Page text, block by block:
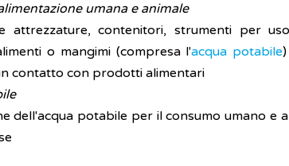
umana e animale
attrezzature, contenitori, strumenti per
o mangimi (compresa l'acqua potabile
contatto con prodotti alimentari
dell'acqua potabile per il consumo umano e